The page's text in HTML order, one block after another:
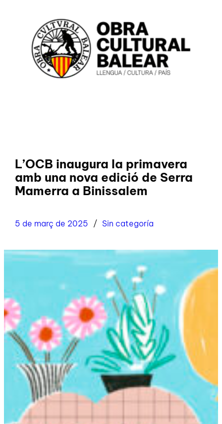
L’OCB inaugura la primavera
amb una nova edició de Serra
Mamerra a Binissalem
5 de març de 2025 Sin categoría